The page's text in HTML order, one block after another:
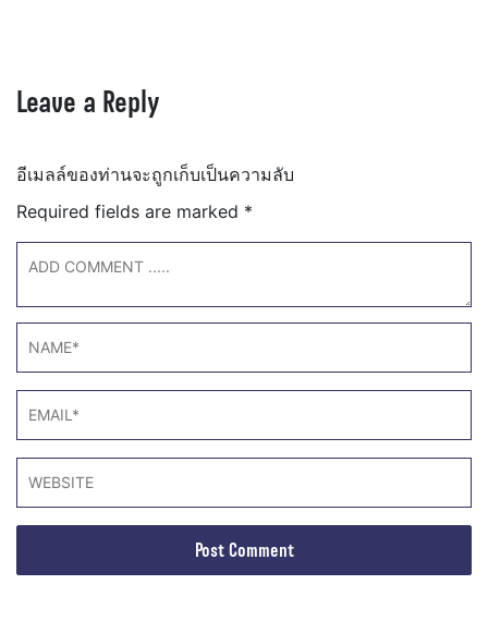
Leave a Reply
อีเมลล์ของท่านจะถูกเก็บเป็นความลับ
Required fields are marked *